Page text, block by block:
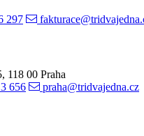
297
118 00 Praha
656
praha@tridvajedna.cz